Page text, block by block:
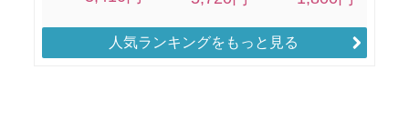
人気ランキングをもっと見る